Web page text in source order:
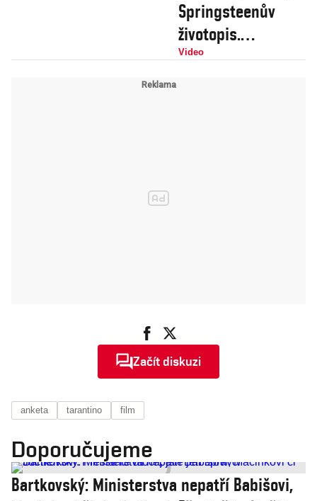
Springsteenův
životopis.
Videoblog Veroniky
Video
Začít diskuzi
anketa tarantino film
Doporučujeme
Bartkovský: Ministerstva nepatří Babišovi,